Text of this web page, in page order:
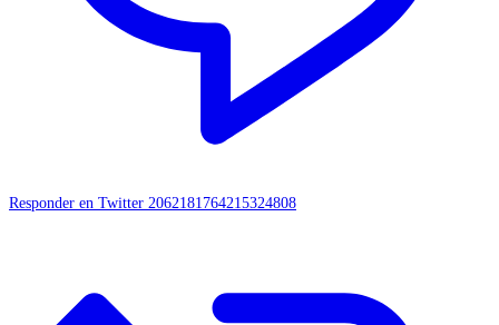
Responder en Twitter 2062181764215324808